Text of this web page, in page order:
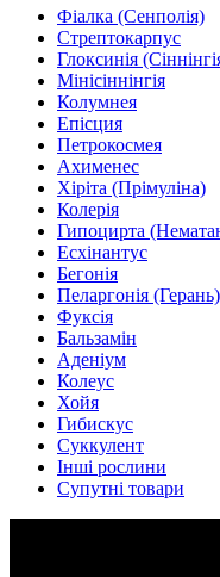
Фіалка (Сенполія)
Стрептокарпус
Глоксинія
Мінісіннінгія
Колумнея
Епісция
Петрокосмея
Ахименес
Хіріта (Прімуліна)
Колерія
Гипоцирта
Есхінантус
Бегонія
Пеларгонія (Герань)
Фуксія
Бальзамін
Аденіум
Колеус
Хойя
Гибискус
Суккулент
Інші рослини
Супутні товари